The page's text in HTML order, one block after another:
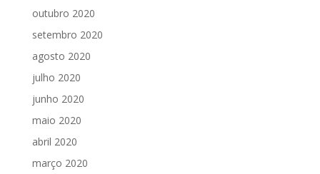
outubro 2020
setembro 2020
agosto 2020
julho 2020
junho 2020
maio 2020
abril 2020
março 2020